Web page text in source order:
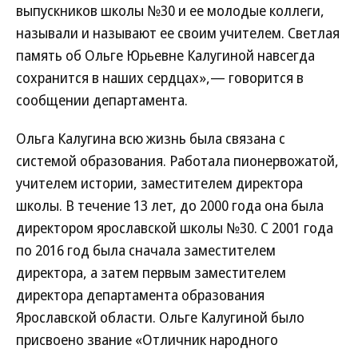
выпускников школы №30 и ее молодые коллеги,
называли и называют ее своим учителем. Светлая
память об Ольге Юрьевне Калугиной навсегда
сохранится в наших сердцах»,— говорится в
сообщении департамента.
Ольга Калугина всю жизнь была связана с
системой образования. Работала пионервожатой,
учителем истории, заместителем директора
школы. В течение 13 лет, до 2000 года она была
директором ярославской школы №30. С 2001 года
по 2016 год была сначала заместителем
директора, а затем первым заместителем
директора департамента образования
Ярославской области. Ольге Калугиной было
присвоено звание «Отличник народного